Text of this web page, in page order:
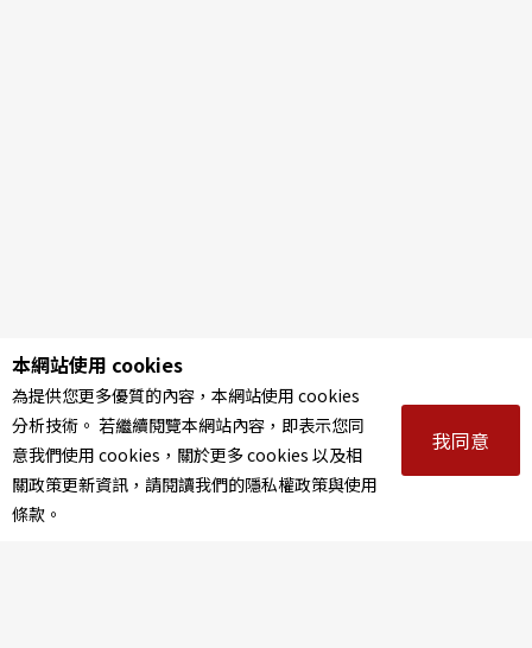
本網站使用 cookies
為提供您更多優質的內容，本網站使用 cookies
分析技術。 若繼續閱覽本網站內容，即表示您同
意我們使用 cookies，關於更多 cookies 以及相
關政策更新資訊，請閱讀我們的隱私權政策與使用
條款。
我同意